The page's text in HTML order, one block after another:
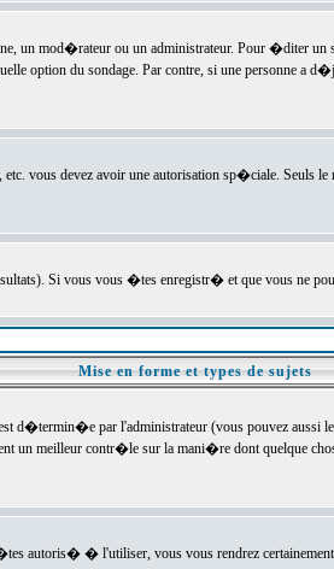
un mod�rateur ou un administrateur. Pour �diter un
option du sondage. Par contre, si une
vous devez avoir une autorisation sp�ciale. Seuls
Si vous vous �tes enregistr� et que vous ne
Mise en forme et types de sujets
par l'administrateur (vous pouvez aussi
un meilleur contr�le sur la mani�re dont quelque
autoris� � l'utiliser, vous vous rendrez certainement